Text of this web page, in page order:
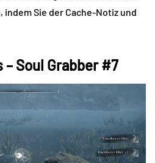
Sie der Cache-Notiz und
Soul Grabber #7